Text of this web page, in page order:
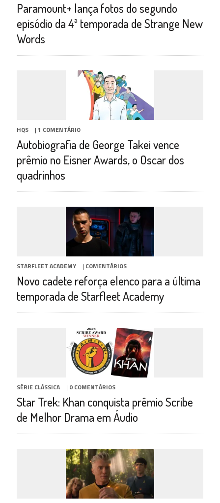
Paramount+ lança fotos do segundo
episódio da 4ª temporada de Strange New
Words
HQS | 1 COMENTÁRIO
Autobiografia de George Takei vence
prêmio no Eisner Awards, o Oscar dos
quadrinhos
STARFLEET ACADEMY | COMENTÁRIOS
Novo cadete reforça elenco para a última
temporada de Starfleet Academy
SÉRIE CLÁSSICA | 0 COMENTÁRIOS
Star Trek: Khan conquista prêmio Scribe
de Melhor Drama em Áudio